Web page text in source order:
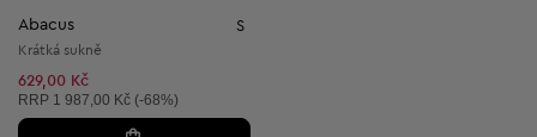
Abacus S
Krátká sukně
629,00 Kč
Doporučená cena:
RRP 1 987,00 Kč (-68%)